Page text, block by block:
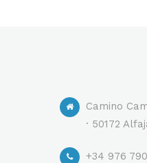
Camino
· 50172
+34 976